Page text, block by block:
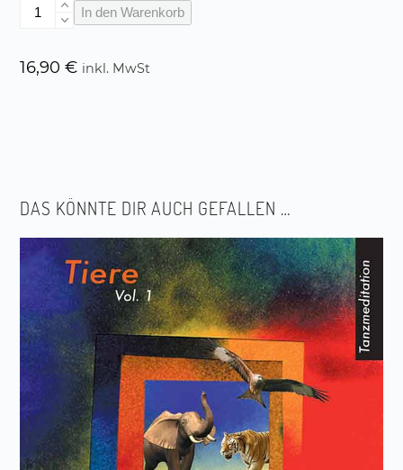
Tanzmeditation
3
In den Warenkorb
16,90€ inkl. MwSt
DAS KÖNNTE DIR AUCH GEFALLEN …